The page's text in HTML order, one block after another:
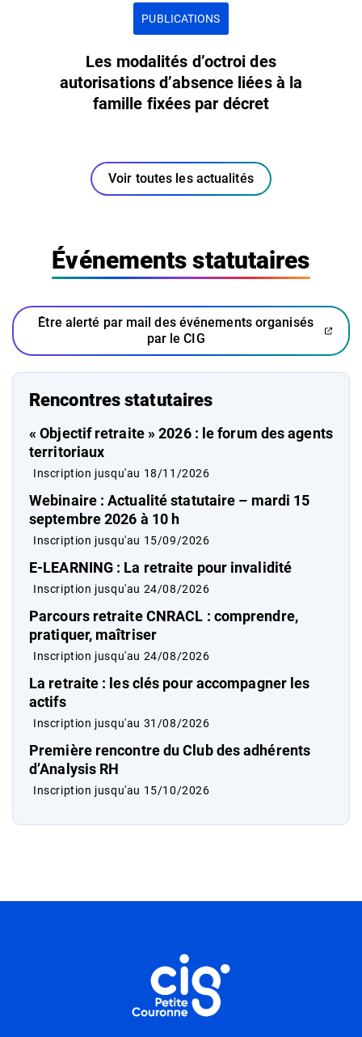
PUBLICATIONS
Les modalités d’octroi des
autorisations d’absence liées à la
famille fixées par décret
Voir toutes les actualités
Événements statutaires
Être alerté par mail des événements organisés
par le CIG(ouverture dans un nouvel
(ouverture dans un nouvel
Rencontres statutaires
« Objectif retraite » 2026 : le forum des agents
territoriaux
Inscription jusqu'au 18/11/2026
Webinaire : Actualité statutaire – mardi 15
septembre 2026 à 10 h
Inscription jusqu'au 15/09/2026
E-LEARNING : La retraite pour invalidité
Inscription jusqu'au 24/08/2026
Parcours retraite CNRACL : comprendre,
pratiquer, maîtriser
Inscription jusqu'au 24/08/2026
La retraite : les clés pour accompagner les
actifs
Inscription jusqu'au 31/08/2026
Première rencontre du Club des adhérents
d’Analysis RH
Inscription jusqu'au 15/10/2026